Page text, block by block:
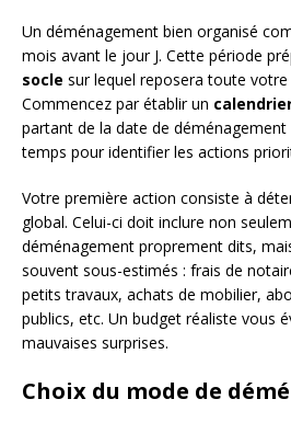
Un déménagement bien organisé
mois avant le jour J. Cette période
socle sur lequel reposera toute
Commencez par établir un
partant de la date de
temps pour identifier les actions
Votre première action consiste à
global. Celui-ci doit inclure non
déménagement proprement dits,
souvent sous-estimés : frais de
petits travaux, achats de mobilier,
publics, etc. Un budget réaliste vous
mauvaises surprises.
Choix du mode de